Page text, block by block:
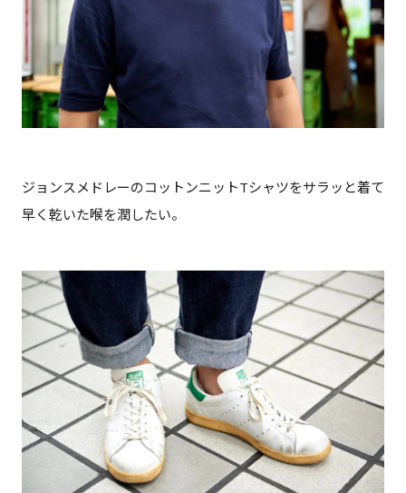
ジョンスメドレーのコットンニットTシャツをサラッと着て
早く乾いた喉を潤したい。